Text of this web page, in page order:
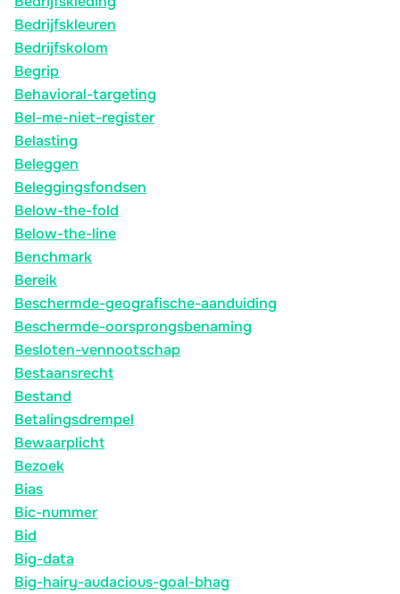
Bedrijfskleuren
Bedrijfskolom
Begrip
Behavioral-targeting
Bel-me-niet-register
Belasting
Beleggen
Beleggingsfondsen
Below-the-fold
Below-the-line
Benchmark
Bereik
Beschermde-geografische-aanduiding
Beschermde-oorsprongsbenaming
Besloten-vennootschap
Bestaansrecht
Bestand
Betalingsdrempel
Bewaarplicht
Bezoek
Bias
Bic-nummer
Bid
Big-data
Big-hairy-audacious-goal-bhag